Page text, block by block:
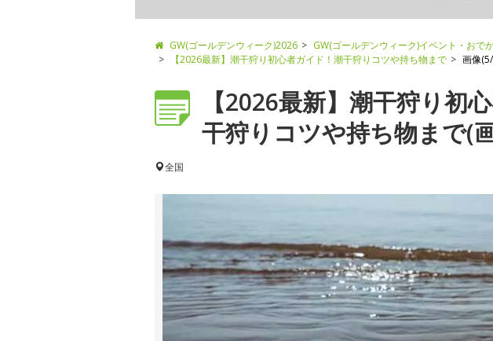
GW(ゴールデンウィーク)2026 GW(ゴールデンウィーク)イベント・おで
【2026最新】潮干狩り初心者ガイド！潮干狩りコツや持ち物まで
画像
【2026最新】潮干狩り初
干狩りコツや持ち物まで(
全国